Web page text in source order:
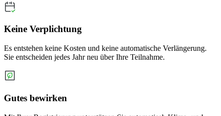
Keine Verplichtung
Es entstehen keine Kosten und keine automatische Verlängerung.
Sie entscheiden jedes Jahr neu über Ihre Teilnahme.
Gutes bewirken